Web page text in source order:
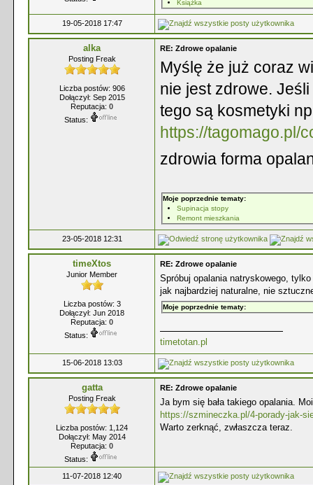
Książka
19-05-2018 17:47
alka
Posting Freak
Liczba postów: 906
Dołączył: Sep 2015
Reputacja: 0
Status:
RE: Zdrowe opalanie
Myślę że już coraz
nie jest zdrowe.
tego są kosmetyki
https://tagomago.pl/
zdrowia forma
Moje poprzednie tematy:
Supinacja stopy
Remont mieszkania
23-05-2018 12:31
timeXtos
Junior Member
Liczba postów: 3
Dołączył: Jun 2018
Reputacja: 0
Status:
RE: Zdrowe opalanie
Spróbuj opalania natryskowego,
jak najbardziej naturalne, nie
Moje poprzednie tematy:
timetotan.pl
15-06-2018 13:03
gatta
Posting Freak
Liczba postów: 1,124
Dołączył: May 2014
Reputacja: 0
Status:
RE: Zdrowe opalanie
Ja bym się bała takiego opalania.
https://szmineczka.pl/4-porady-jak-
Warto zerknąć, zwłaszcza teraz.
11-07-2018 12:40